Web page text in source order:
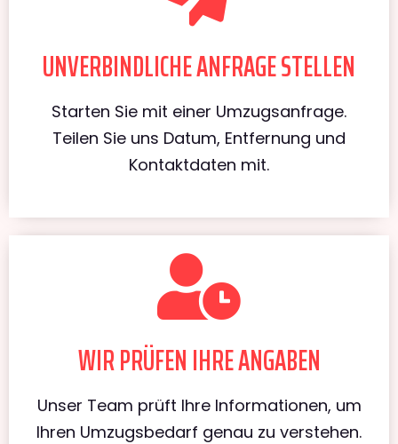
UNVERBINDLICHE ANFRAGE STELLEN
Starten Sie mit einer Umzugsanfrage.
Teilen Sie uns Datum, Entfernung und
Kontaktdaten mit.
WIR PRÜFEN IHRE ANGABEN
Unser Team prüft Ihre Informationen, um
Ihren Umzugsbedarf genau zu verstehen.